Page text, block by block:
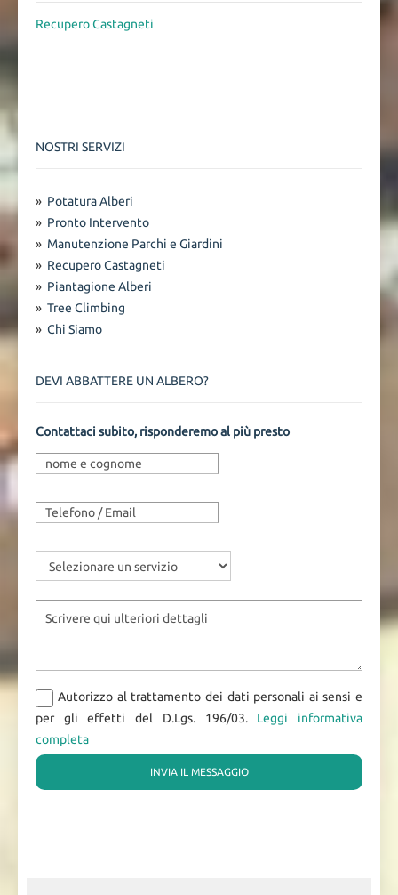
Recupero Castagneti
NOSTRI SERVIZI
» Potatura Alberi
» Pronto Intervento
» Manutenzione Parchi e Giardini
» Recupero Castagneti
» Piantagione Alberi
» Tree Climbing
» Chi Siamo
DEVI ABBATTERE UN ALBERO?
Contattaci subito, risponderemo al più presto
Autorizzo al trattamento dei dati personali ai sensi e
per gli effetti del D.Lgs. 196/03. Leggi informativa
completa